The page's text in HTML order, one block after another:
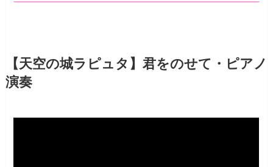
【天空の城ラピュタ】君をのせて・ピアノ
演奏